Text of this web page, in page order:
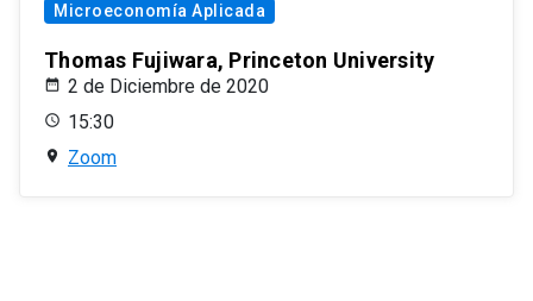
Microeconomía Aplicada
Thomas Fujiwara, Princeton University
2 de Diciembre de 2020
15:30
Zoom